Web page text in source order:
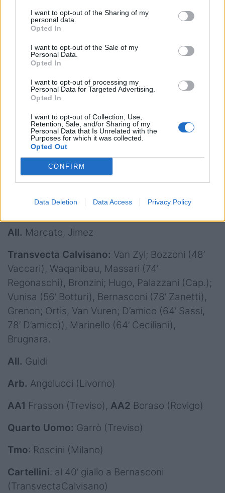
I want to opt-out of the Sharing of my
personal data.
Opted In
I want to opt-out of the Sale of my
Personal Data.
Opted In
I want to opt-out of processing my
Personal Data for Targeted Advertising.
Opted In
I want to opt-out of Collection, Use,
Retention, Sale, and/or Sharing of my
Personal Data that Is Unrelated with the
Purposes for which it was collected.
Opted Out
CONFIRM
Data Deletion Data Access Privacy Policy
Petrarca Rugby v Transvecta Calvisano 22-15
(8-15)
Marcatori:p.t.3’ m. Bozzoni tr Hugo (0-7), 10’
cp Lyle (3-7), 27’ m. Bozzoni (3-12), 33’ cp
m. Montagner tr Lyle (15-15), 82’ m. Carnio tr
Lyle (22-15).
Petrarca Rugby:Lyle; Fou, De Masi, Broggin,
Esposito; Ormson, Tebaldi (54’ Citton);
Montagner (69’ Manni), Trotta (Cap.), Casolari
(62’ Nostran); Ghigo, Galetto (64’ Michieletto);
Hughes (76’ Bizzotto), Di Bartolomeo (54’
Carnio, 73’-78' Di Bartolomeo), Borean (54’
All. Marcato, Jimez
Transvecta Calvisano: Van Zyl; Bozzoni (48’
Vaccari), Waqanibau, Massari (74’
Regonaschi), Bronzini; Hugo, Palazzani (Cap.);
Vunisa (56’ Botturi), Bernasconi (78’ Zanetti),
Grenon; Ortis, Van Vuren; D’amico (64’ Sassi,
78’ D’amico)), Marinello (64’ Ceciliani),
Brugnara.
All. Guidi
Arb. Angelucci (Livorno)
AA1 Frasson (Treviso), AA2 Boraso (Rovigo)
Quarto Uomo: Garrò (Treviso)
Tmo: Roscini (Milano)
Cartellini: al 40’ giallo a Bernasconi
(TransvectaCalvisano)